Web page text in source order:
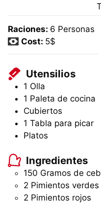
Raciones: 6 Personas
Cost: 5$
Utensilios
1 Olla
1 Paleta de cocina
Cubiertos
1 Tabla para picar
Platos
Ingredientes
150 Gramos de
2 Pimientos verdes
2 Pimientos rojos